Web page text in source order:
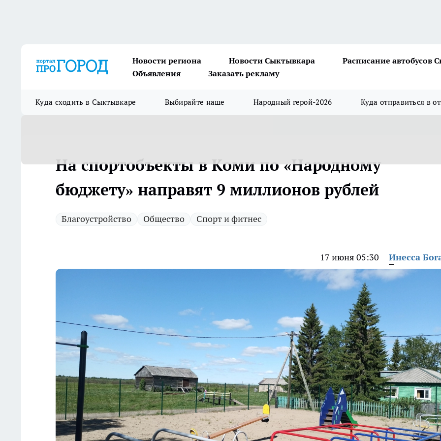
Новости региона Новости Сыктывкара
Расписание автобусов
Объявления
Заказать рекламу
Куда сходить в Сыктывкаре Выбирайте наше Народный герой-2026 Куда отправиться в
На спортобъекты в Коми по «Народному
бюджету» направят 9 миллионов рублей
Благоустройство Общество Спорт и фитнес
17 июня 05:30 Инесса